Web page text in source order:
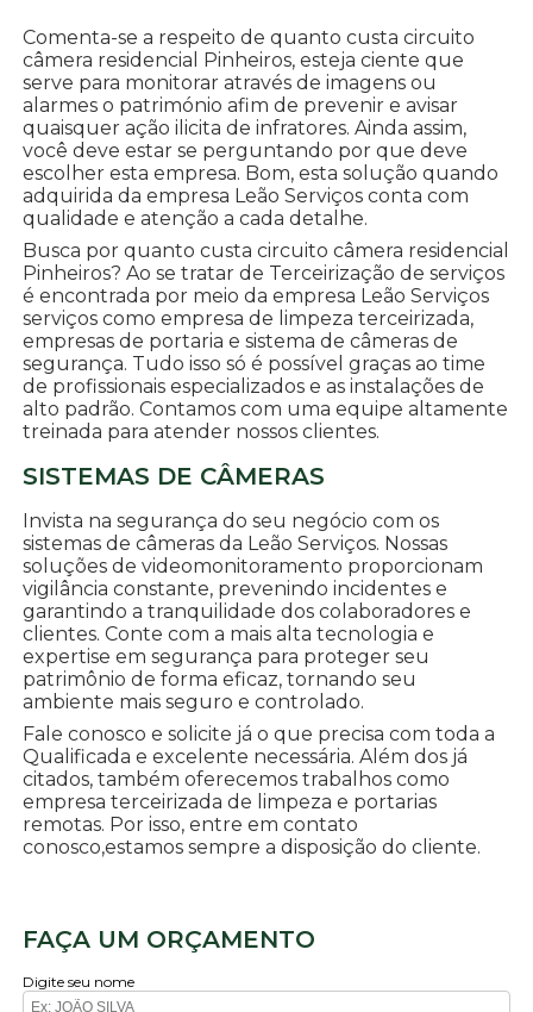
Comenta-se a respeito de quanto custa circuito
câmera residencial Pinheiros, esteja ciente que
serve para monitorar através de imagens ou
alarmes o património afim de prevenir e avisar
quaisquer ação ilicita de infratores. Ainda assim,
você deve estar se perguntando por que deve
escolher esta empresa. Bom, esta solução quando
adquirida da empresa Leão Serviços conta com
qualidade e atenção a cada detalhe.
Busca por quanto custa circuito câmera residencial
Pinheiros? Ao se tratar de Terceirização de serviços
é encontrada por meio da empresa Leão Serviços
serviços como empresa de limpeza terceirizada,
empresas de portaria e sistema de câmeras de
segurança. Tudo isso só é possível graças ao time
de profissionais especializados e as instalações de
alto padrão. Contamos com uma equipe altamente
treinada para atender nossos clientes.
SISTEMAS DE CÂMERAS
Invista na segurança do seu negócio com os
sistemas de câmeras da Leão Serviços. Nossas
soluções de videomonitoramento proporcionam
vigilância constante, prevenindo incidentes e
garantindo a tranquilidade dos colaboradores e
clientes. Conte com a mais alta tecnologia e
expertise em segurança para proteger seu
patrimônio de forma eficaz, tornando seu
ambiente mais seguro e controlado.
Fale conosco e solicite já o que precisa com toda a
Qualificada e excelente necessária. Além dos já
citados, também oferecemos trabalhos como
empresa terceirizada de limpeza e portarias
remotas. Por isso, entre em contato
conosco,estamos sempre a disposição do cliente.
FAÇA UM ORÇAMENTO
Digite seu nome